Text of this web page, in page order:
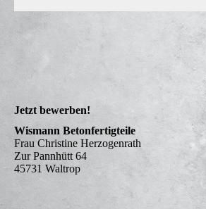
Jetzt bewerben!
Wismann Betonfertigteile
Frau Christine Herzogenrath
Zur Pannhütt 64
45731 Waltrop